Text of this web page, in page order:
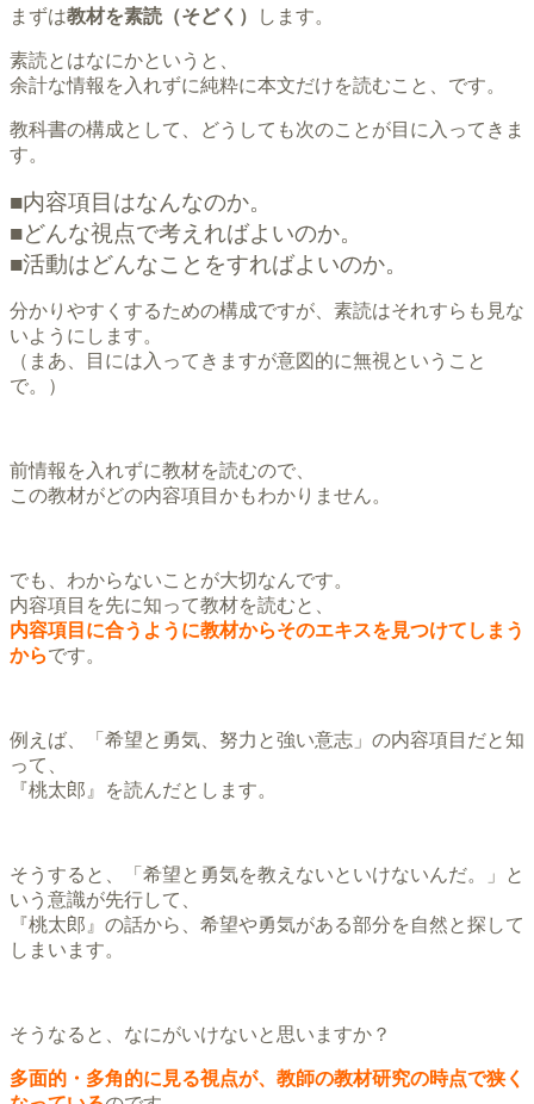
まずは教材を素読（そどく） します。
素読とはなにかというと、
余計な情報を入れずに純粋に本文だけを読むこと、です。
教科書の構成として、どうしても次のことが目に入ってきま
す。
■内容項目はなんなのか。
■どんな視点で考えればよいのか。
■活動はどんなことをすればよいのか。
分かりやすくするための構成ですが、素読はそれすらも見な
いようにします。
（まあ、目には入ってきますが意図的に無視ということ
で。）
前情報を入れずに教材を読むので、
この教材がどの内容項目かもわかりません。
でも、わからないことが大切なんです。
内容項目を先に知って教材を読むと、
内容項目に合うように教材からそのエキスを見つけてしまう
からです。
例えば、「希望と勇気、努力と強い意志」の内容項目だと知
って、
『桃太郎』を読んだとします。
そうすると、「希望と勇気を教えないといけないんだ。」と
いう意識が先行して、
『桃太郎』の話から、希望や勇気がある部分を自然と探して
しまいます。
そうなると、なにがいけないと思いますか？
多面的・多角的に見る視点が、教師の教材研究の時点で狭く